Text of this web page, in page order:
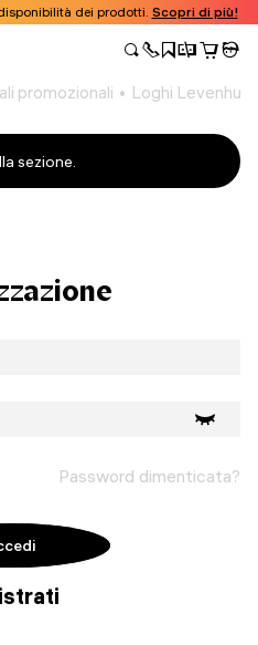
dei prodotti. Scopri di più!
promozionali Loghi Levenhuk
sezione.
Password dimenticata?